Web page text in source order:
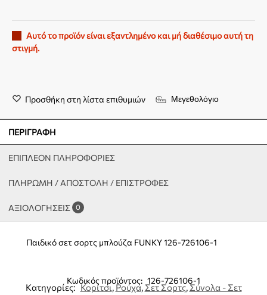
Αυτό το προϊόν είναι εξαντλημένο και μή διαθέσιμο αυτή τη
στιγμή.
Προσθήκη στη λίστα επιθυμιών Μεγεθολόγιο
ΠΕΡΙΓΡΑΦΉ
ΕΠΙΠΛΈΟΝ ΠΛΗΡΟΦΟΡΊΕΣ
ΠΛΗΡΩΜΗ / ΑΠΟΣΤΟΛΗ / ΕΠΙΣΤΡΟΦΕΣ
ΑΞΙΟΛΟΓΉΣΕΙΣ 0
Παιδικό σετ σορτς μπλούζα FUNKY 126-726106-1
Κωδικός προϊόντος: 126-726106-1
Κατηγορίες: Κορίτσι,Ρούχα, Σετ Σορτς,Σύνολα - Σετ